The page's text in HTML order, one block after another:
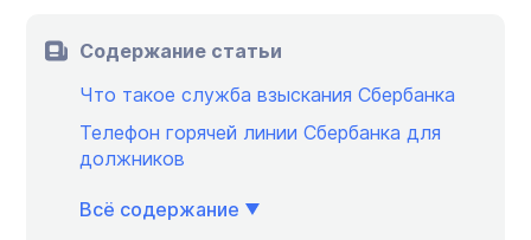
Содержание статьи
Что такое служба взыскания Сбербанка
Телефон горячей линии Сбербанка для
должников
Всё содержание